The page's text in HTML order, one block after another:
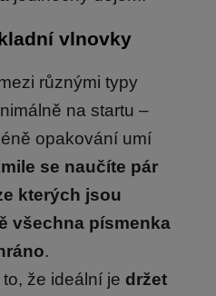
vlnovky
různými typy
na startu –
opakování umí
se naučíte pár
kterých jsou
všechna písmenka
.
že ideální je držet